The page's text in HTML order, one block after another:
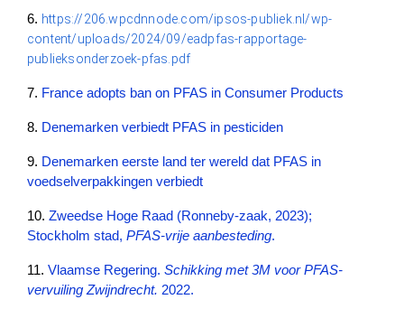
6. https://206.wpcdnnode.com/ipsos-publiek.nl/wp-
content/uploads/2024/09/eadpfas-rapportage-
publieksonderzoek-pfas.pdf
7. France adopts ban on PFAS in Consumer Products
8. Denemarken verbiedt PFAS in pesticiden
9. Denemarken eerste land ter wereld dat PFAS in
voedselverpakkingen verbiedt
10. Zweedse Hoge Raad (Ronneby-zaak, 2023);
Stockholm stad, PFAS-vrije aanbesteding.
11. Vlaamse Regering. Schikking met 3M voor PFAS-
vervuiling Zwijndrecht. 2022.